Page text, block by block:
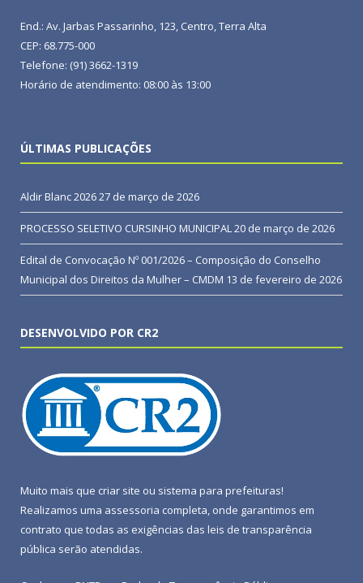
End.: Av. Jarbas Passarinho, 123, Centro, Terra Alta
CEP: 68.775-000
Telefone: (91) 3662-1319
Horário de atendimento: 08:00 às 13:00
ÚLTIMAS PUBLICAÇÕES
Aldir Blanc 202627 de março de 2026
PROCESSO SELETIVO CURSINHO MUNICIPAL20 de março de 2026
Edital de Convocação Nº 001/2026 – Composição do Conselho
Municipal dos Direitos da Mulher – CMDM 13 de fevereiro de 2026
DESENVOLVIDO POR CR2
Muito mais que criar site ou sistema para prefeituras!
Realizamos uma assessoria completa, onde garantimos em
contrato que todas as exigências das leis de transparência
pública serão atendidas.